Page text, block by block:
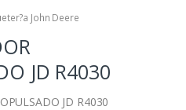
John Deere
JD R4030
JD R4030